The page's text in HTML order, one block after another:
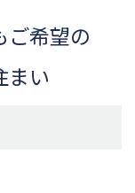
ご希望の
まい